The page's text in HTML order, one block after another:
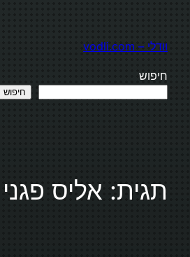
וודלי – vodli.com
חיפוש
חיפוש
תגית: אליס פגני